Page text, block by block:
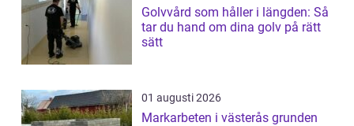
Golvvård som håller i längden: Så
tar du hand om dina golv på rätt
sätt
01 augusti 2026
Markarbeten i västerås grunden